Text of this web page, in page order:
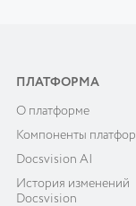
ПЛАТФОРМА
О платформе
Компоненты
Docsvision AI
История изменений
Docsvision